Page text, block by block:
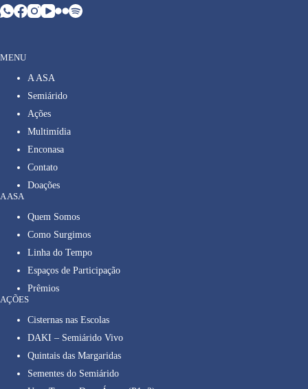
MENU
A ASA
Semiárido
Ações
Multimídia
Enconasa
Contato
Doações
A ASA
Quem Somos
Como Surgimos
Linha do Tempo
Espaços de Participação
Prêmios
AÇÕES
Cisternas nas Escolas
DAKI – Semiárido Vivo
Quintais das Margaridas
Sementes do Semiárido